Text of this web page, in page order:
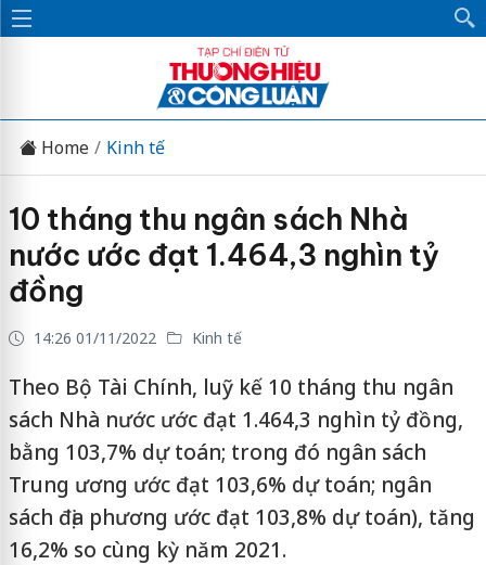
Home Kinh tế
10 tháng thu ngân sách Nhà
nước ước đạt 1.464,3 nghìn tỷ
đồng
14:26 01/11/2022 Kinh tế
Theo Bộ Tài Chính, luỹ kế 10 tháng thu ngân
sách Nhà nước ước đạt 1.464,3 nghìn tỷ đồng,
bằng 103,7% dự toán; trong đó ngân sách
Trung ương ước đạt 103,6% dự toán; ngân
sách địa phương ước đạt 103,8% dự toán), tăng
16,2% so cùng kỳ năm 2021.